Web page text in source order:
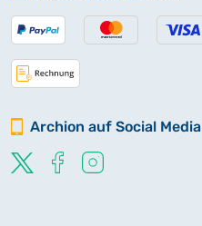
Archion auf Social Media